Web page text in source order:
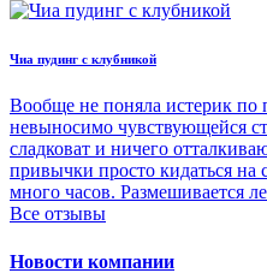
Чиа пудинг с клубникой
Вообще не поняла истерик по
невыносимо чувствующейся
сладковат и ничего
привычки просто кидаться
много часов. Размешивается
Все отзывы
Новости компании